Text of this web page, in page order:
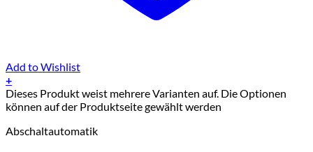
Add to Wishlist
+
Dieses Produkt weist mehrere Varianten auf. Die Optionen
können auf der Produktseite gewählt werden
Abschaltautomatik